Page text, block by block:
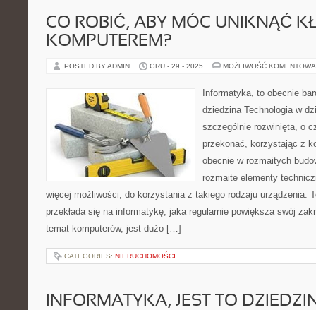
CO ROBIĆ, ABY MÓC UNIKNĄĆ
KOMPUTEREM?
POSTED BY ADMIN GRU - 29 - 2025 MOŻLIWOŚĆ
Informatyka, to obecnie
dziedzina Technologia w
szczególnie rozwinięta, o
przekonać, korzystając z
obecnie w rozmaitych
rozmaite elementy
więcej możliwości, do korzystania z takiego rodzaju urządzenia.
przekłada się na informatykę, jaka regularnie powiększa swój
temat komputerów, jest dużo […]
CATEGORIES: NIERUCHOMOŚCI
INFORMATYKA, JEST TO